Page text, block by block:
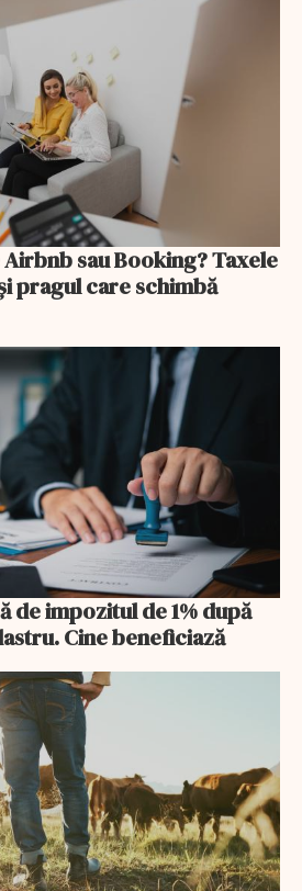
sau Booking? Taxele
pragul care schimbă
de impozitul de 1% după
Cine beneficiază